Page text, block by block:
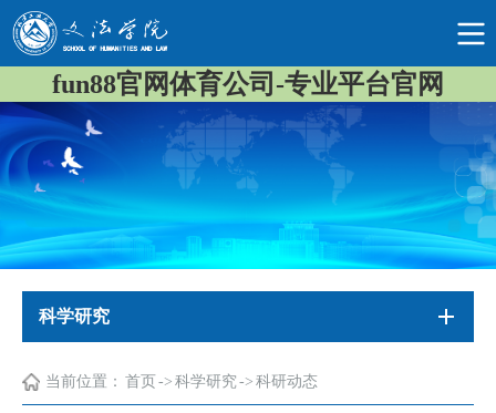
fun88官网体育公司-专业平台官网
科学研究
当前位置： 首页 -> 科学研究 -> 科研动态